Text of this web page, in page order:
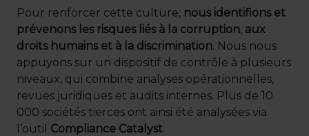
Pour renforcer cette culture, nous identifions et
prévenons les risques liés à la corruption, aux
droits humains et à la discrimination. Nous nous
appuyons sur un dispositif de contrôle à plusieurs
niveaux, qui combine analyses opérationnelles,
revues juridiques et audits internes. Plus de 10
000 sociétés tierces ont ainsi été analysées via
l’outil Compliance Catalyst.